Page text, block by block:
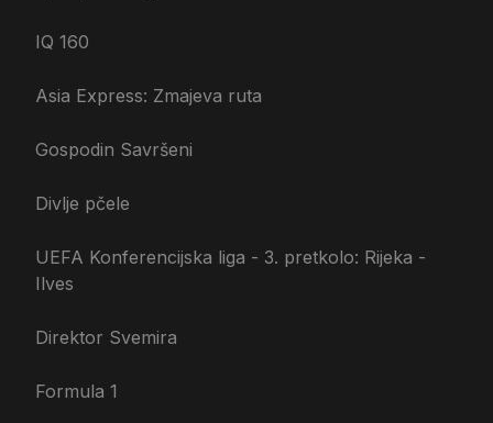
IQ 160
Asia Express: Zmajeva ruta
Gospodin Savršeni
Divlje pčele
UEFA Konferencijska liga - 3. pretkolo: Rijeka -
Ilves
Direktor Svemira
Formula 1